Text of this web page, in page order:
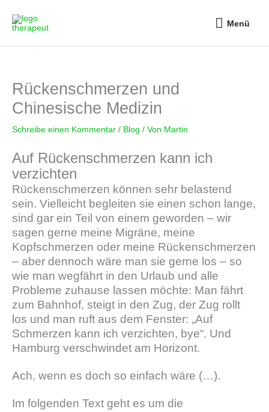
Inhalt
springen
Menü
Menü
Rückenschmerzen und
Chinesische Medizin
Schreibe einen Kommentar / Blog / Von Martin
Auf Rückenschmerzen kann ich
verzichten
Rückenschmerzen können sehr belastend
sein. Vielleicht begleiten sie einen schon lange,
sind gar ein Teil von einem geworden – wir
sagen gerne meine Migräne, meine
Kopfschmerzen oder meine Rückenschmerzen
– aber dennoch wäre man sie gerne los – so
wie man wegfährt in den Urlaub und alle
Probleme zuhause lassen möchte: Man fährt
zum Bahnhof, steigt in den Zug, der Zug rollt
los und man ruft aus dem Fenster: „Auf
Schmerzen kann ich verzichten, bye“. Und
Hamburg verschwindet am Horizont.
Ach, wenn es doch so einfach wäre (…).
Im folgenden Text geht es um die